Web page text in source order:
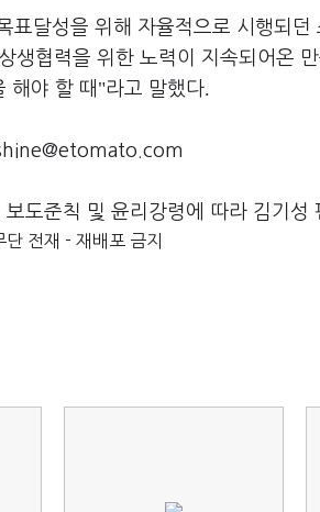
표달성을 위해 자율적으로 시행되
상생협력을 위한 노력이 지속되어온
해야 할 때 "라고 말했다.
도준칙 및 윤리강령에 따라 김기성
전재 - 재배포 금지